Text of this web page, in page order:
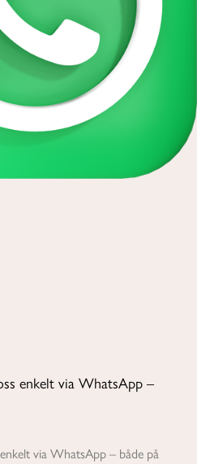
enkelt via WhatsApp –
via WhatsApp – både på